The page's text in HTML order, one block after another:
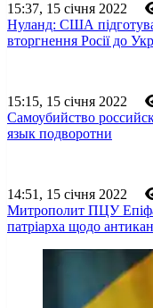
15:37, 15 січня 2022
Нуланд: США
вторгнення Росії до
15:15, 15 січня 2022
Самоубийство
язык подворотни
14:51, 15 січня 2022
Митрополит ПЦУ
патріарха щодо